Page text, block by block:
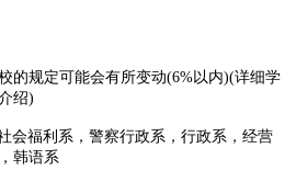
规定可能会有所变动(6%以内)(详细学
绍)
福利系，警察行政系，行政系，经营
韩语系